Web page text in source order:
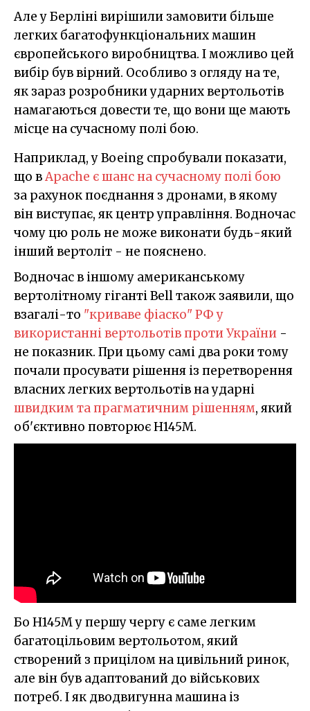
Але у Берліні вирішили замовити більше
легких багатофункціональних машин
європейського виробництва. І можливо цей
вибір був вірний. Особливо з огляду на те,
як зараз розробники ударних вертольотів
намагаються довести те, що вони ще мають
місце на сучасному полі бою.
Наприклад, у Boeing спробували показати,
що вApache є шанс на сучасному полі бою
за рахунок поєднання з дронами, в якому
він виступає, як центр управління. Водночас
чому цю роль не може виконати будь-який
інший вертоліт - не пояснено.
Водночас в іншому американському
вертолітному гіганті Bell також заявили, що
взагалі-то "криваве фіаско" РФ у
використанні вертольотів проти України -
не показник. При цьому самі два роки тому
почали просувати рішення із перетворення
власних легких вертольотів на ударні
швидким та прагматичним рішенням, який
об'єктивно повторює H145M.
Бо H145M у першу чергу є саме легким
багатоцільовим вертольотом, який
створений з прицілом на цивільний ринок,
але він був адаптований до військових
потреб. І як дводвигунна машина із